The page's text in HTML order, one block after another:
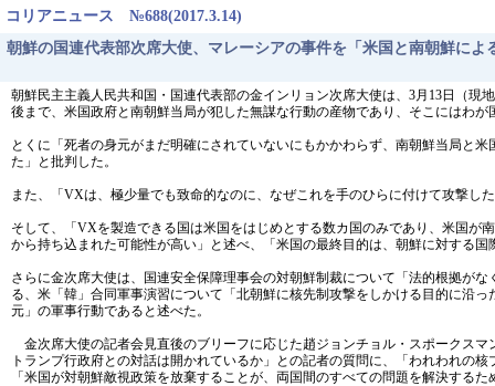
コリアニュース №688(2017.3.14)
朝鮮の国連代表部次席大使、マレーシアの事件を「米国と南朝鮮によ
朝鮮民主主義人民共和国・国連代表部の金インリョン次席大使は、3月13日（
後まで、米国政府と南朝鮮当局が犯した無謀な行動の産物であり、そこにはわ
とくに「死者の身元がまだ明確にされていないにもかかわらず、南朝鮮当局と
た」と批判した。
また、「VXは、極少量でも致命的なのに、なぜこれを手のひらに付けて攻撃
そして、「VXを製造できる国は米国をはじめとする数カ国のみであり、米国が
から持ち込まれた可能性が高い」と述べ、「米国の最終目的は、朝鮮に対する
さらに金次席大使は、国連安全保障理事会の対朝鮮制裁について「法的根拠が
る、米「韓」合同軍事演習について「北朝鮮に核先制攻撃をしかける目的に沿
元」の軍事行動であると述べた。
金次席大使の記者会見直後のブリーフに応じた趙ジョンチョル・スポークス
トランプ行政府との対話は開かれているか」との記者の質問に、「われわれの
「米国が対朝鮮敵視政策を放棄することが、両国間のすべての問題を解決する